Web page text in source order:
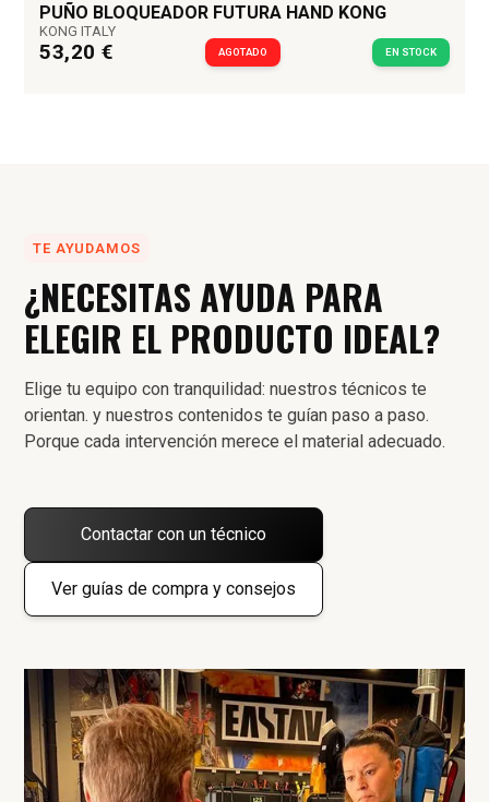
PUÑO BLOQUEADOR FUTURA HAND KONG
KONG ITALY
53,20 € AGOTADO EN STOCK
TE AYUDAMOS
¿NECESITAS AYUDA PARA
ELEGIR EL PRODUCTO IDEAL?
Elige tu equipo con tranquilidad: nuestros técnicos te
orientan. y nuestros contenidos te guían paso a paso.
Porque cada intervención merece el material adecuado.
Contactar con un técnico
Ver guías de compra y consejos